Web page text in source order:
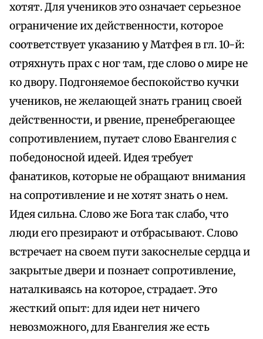
хотят. Для учеников это означает серьезное
ограничение их действенности, которое
соответствует указанию у Матфея в гл. 10-й:
отряхнуть прах с ног там, где слово о мире не
ко двору. Подгоняемое беспокойство кучки
учеников, не желающей знать границ своей
действенности, и рвение, пренебрегающее
сопротивлением, путает слово Евангелия с
победоносной идеей. Идея требует
фанатиков, которые не обращают внимания
на сопротивление и не хотят знать о нем.
Идея сильна. Слово же Бога так слабо, что
люди его презирают и отбрасывают. Слово
встречает на своем пути закоснелые сердца и
закрытые двери и познает сопротивление,
наталкиваясь на которое, страдает. Это
жесткий опыт: для идеи нет ничего
невозможного, для Евангелия же есть